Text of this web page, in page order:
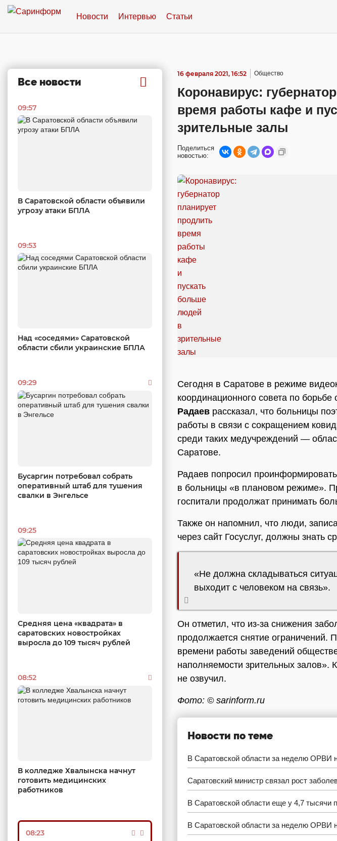
Новости Интервью Статьи
Все новости
09:57
В Саратовской области объявили
угрозу атаки БПЛА
09:53
Над «соседями» Саратовской
области сбили украинские БПЛА
09:29
Бусаргин потребовал собрать
оперативный штаб для тушения
свалки в Энгельсе
09:25
Средняя цена «квадрата» в
саратовских новостройках
выросла до 109 тысяч рублей
08:52
В колледже Хвалынска начнут
готовить медицинских
работников
08:23
16 февраля 2021, 16:52 Общество
Коронавирус:
время работы кафе и
зрительные залы
Поделиться
новостью:
Сегодня в Саратове в режиме
координационного совета по борьбе
Радаев рассказал, что больницы
работы в связи с сокращением
среди таких медучреждений —
Саратове.
Радаев попросил
в больницы «в плановом режиме».
госпитали продолжат принимать
Также он напомнил, что люди,
через сайт Госуслуг, должны знать
«Не должна складываться
выходит с человеком на связь».
Он отметил, что из-за снижения
продолжается снятие ограничений.
времени работы заведений
наполняемости зрительных залов».
не озвучил.
Фото: © sarinform.ru
Новости по теме
В Саратовской области за неделю ОРВИ
Саратовский министр связал рост
В Саратовской области еще у 4,7
В Саратовской области за неделю ОРВИ